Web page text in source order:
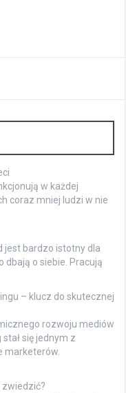
w każdej
coraz mniej ludzi w nie
jest bardzo istotny dla
dbają o siebie. Pracują
– klucz do skutecznej
rozwoju mediów
się jednym z
marketerów.
zwiedzić?